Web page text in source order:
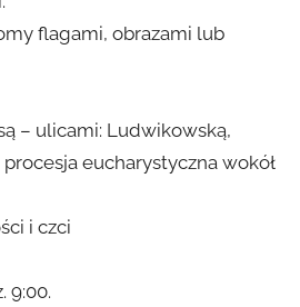
flagami, obrazami lub
– ulicami: Ludwikowską,
eucharystyczna wokół
i czci